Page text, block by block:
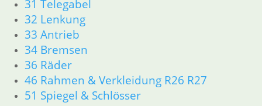
31 Telegabel
32 Lenkung
33 Antrieb
34 Bremsen
36 Räder
46 Rahmen & Verkleidung R26 R27
51 Spiegel & Schlösser
18,50€
Artikelnummer: 1230304
inkl. MwSt.
zzgl.Versandkosten
In den Warenkorb